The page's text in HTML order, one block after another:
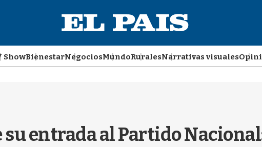
ShowBienestarNegociosMundoRuralesNarrativas visuales
su entrada al Partido